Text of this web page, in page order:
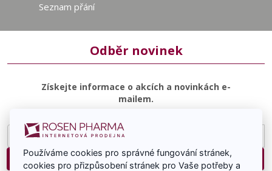
Seznam přání
Odběr novinek
Získejte informace o akcích a novinkách e-
mailem.
adresa
Přihlásit
Používáme cookies pro správné fungování stránek,
cookies pro přizpůsobení stránek pro Vaše potřeby a